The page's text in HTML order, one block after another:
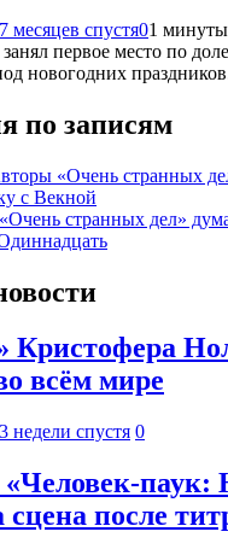
7 месяцев спустя01 минуты
первое место по
новогодних
по записям
«Очень странных
с Векной
странных дел»
Кристофера
всём мире
3 недели спустя 0
паук:
сцена после